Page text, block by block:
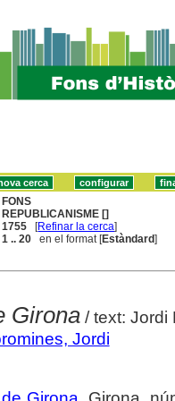
FONS
REPUBLICANISME []
1755 [Refinar la cerca]
1 .. 20 en el format [Estàndard]
Girona/ text: Jordi
Jordi